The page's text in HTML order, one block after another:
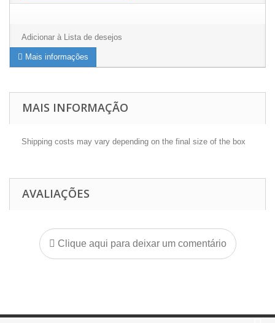
Adicionar à Lista de desejos
Mais informações
MAIS INFORMAÇÃO
Shipping costs may vary depending on the final size of the box
AVALIAÇÕES
Clique aqui para deixar um comentário